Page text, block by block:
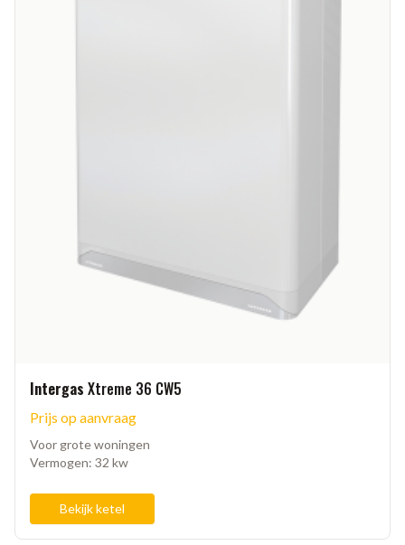
Intergas Xtreme 36 CW5
Prijs op aanvraag
Voor grote woningen
Vermogen: 32 kw
Bekijk ketel